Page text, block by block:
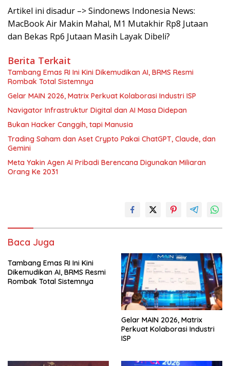
Artikel ini disadur –> Sindonews Indonesia News:
MacBook Air Makin Mahal, M1 Mutakhir Rp8 Jutaan
dan Bekas Rp6 Jutaan Masih Layak Dibeli?
Berita Terkait
Tambang Emas RI Ini Kini Dikemudikan AI, BRMS Resmi
Rombak Total Sistemnya
Gelar MAIN 2026, Matrix Perkuat Kolaborasi Industri ISP
Navigator Infrastruktur Digital dan AI Masa Didepan
Bukan Hacker Canggih, tapi Manusia
Trading Saham dan Aset Crypto Pakai ChatGPT, Claude, dan
Gemini
Meta Yakin Agen AI Pribadi Berencana Digunakan Miliaran
Orang Ke 2031
Baca Juga
Tambang Emas RI Ini Kini
Dikemudikan AI, BRMS Resmi
Rombak Total Sistemnya
Gelar MAIN 2026, Matrix
Perkuat Kolaborasi Industri
ISP